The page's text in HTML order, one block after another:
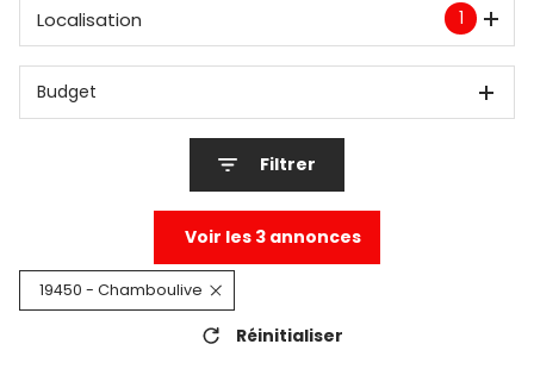
1
Localisation
Budget
Filtrer
Voir les 3 annonces
19450 - Chamboulive
Réinitialiser